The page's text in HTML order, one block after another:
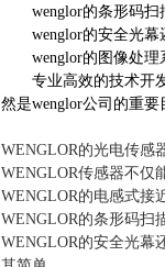
wenglor的条形码扫
wenglor的安全光幕
wenglor的图像处理
专业高效的技术开发
然是wenglor公司的重
WENGLOR的光电传感
WENGLOR传感器不仅
WENGLOR的电感式接
WENGLOR的条形码扫
WENGLOR的安全光幕